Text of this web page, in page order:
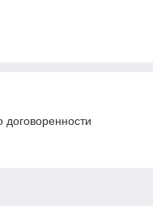
договоренности